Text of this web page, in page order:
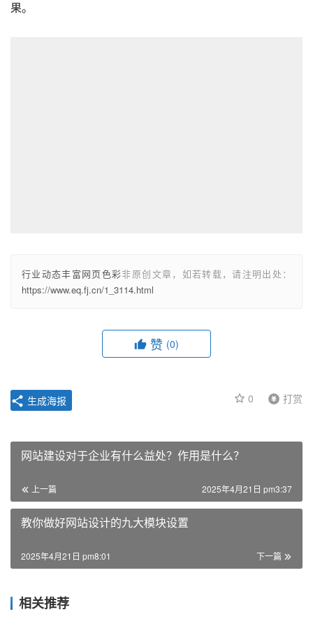
果。
行业动态丰富网页色彩非原创文章，如若转载，请注明出处：
https://www.eq.fj.cn/1_3114.html
赞 (0)
0 打赏
生成海报
网站建设对于企业有什么益处？作用是什么？
上一篇 2025年4月21日 pm3:37
教你做好网站设计的九大模块设置
下一篇
2025年4月21日 pm8:01
相关推荐